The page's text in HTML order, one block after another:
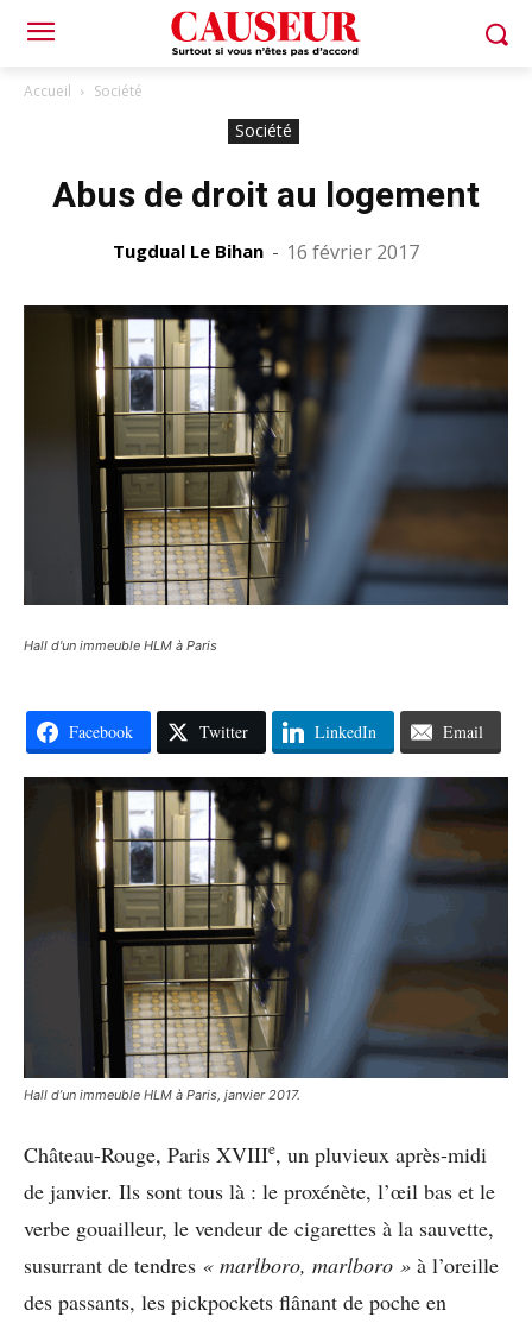
Accueil Société
Société
Abus de droit au logement
Tugdual Le Bihan - 16 février 2017
Hall d'un immeuble HLM à Paris
Facebook Twitter LinkedIn Email
Hall d’un immeuble HLM à Paris, janvier 2017.
Château-Rouge, Paris XVIIIe, un pluvieux après-midi
de janvier. Ils sont tous là : le proxénète, l’œil bas et le
verbe gouailleur, le vendeur de cigarettes à la sauvette,
susurrant de tendres « marlboro, marlboro » à l’oreille
des passants, les pickpockets flânant de poche en